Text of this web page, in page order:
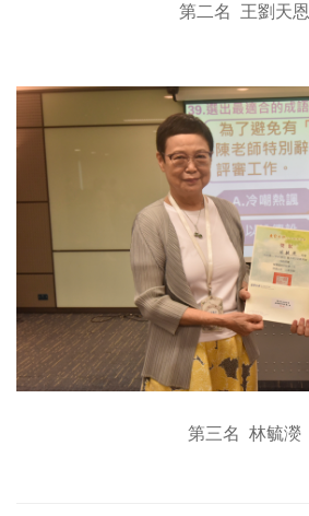
第二名 王劉天恩
第三名 林毓濙